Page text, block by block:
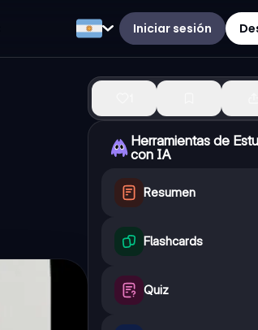
Iniciar sesión
Herramientas de
con IA
Resumen
Flashcards
Quiz